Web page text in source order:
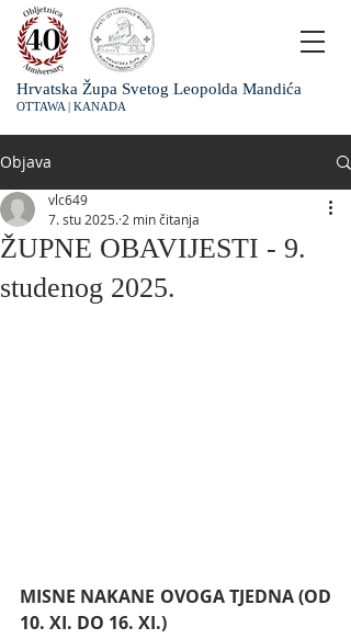
Hrvatska Župa Svetog Leopolda Mandića
OTTAWA | KANADA
Objava
ŽUPNE OBAVIJESTI - 9.
studenog 2025.
vlc649
7. stu 2025. 2 min čitanja
MISNE NAKANE OVOGA TJEDNA (OD
10. XI. DO 16. XI.)